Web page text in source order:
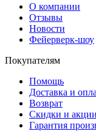
О компании
Отзывы
Новости
Фейерверк-шоу
Покупателям
Помощь
Доставка и
Возврат
Скидки и акции
Гарантия